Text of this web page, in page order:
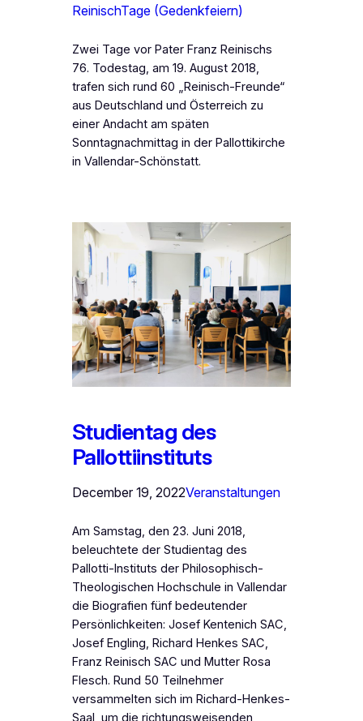
ReinischTage (Gedenkfeiern)
Zwei Tage vor Pater Franz Reinischs
76. Todestag, am 19. August 2018,
trafen sich rund 60 „Reinisch-Freunde“
aus Deutschland und Österreich zu
einer Andacht am späten
Sonntagnachmittag in der Pallottikirche
in Vallendar-Schönstatt.
Studientag des
Pallottiinstituts
December 19, 2022Veranstaltungen
Am Samstag, den 23. Juni 2018,
beleuchtete der Studientag des
Pallotti-Instituts der Philosophisch-
Theologischen Hochschule in Vallendar
die Biografien fünf bedeutender
Persönlichkeiten: Josef Kentenich SAC,
Josef Engling, Richard Henkes SAC,
Franz Reinisch SAC und Mutter Rosa
Flesch. Rund 50 Teilnehmer
versammelten sich im Richard-Henkes-
Saal, um die richtungsweisenden